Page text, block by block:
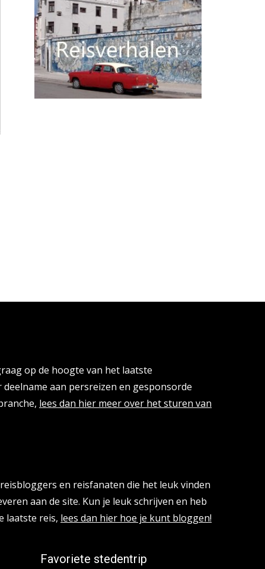
op de hoogte van het laatste
aan persreizen en gesponsorde
lees dan hier meer over het sturen van
en reisfanaten die het leuk vinden
aan de site. Kun je leuk schrijven en heb
laatste reis, lees dan hier hoe je kunt bloggen!
Favoriete stedentrip